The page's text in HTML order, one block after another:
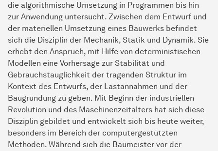
die algorithmische Umsetzung in Programmen bis hin
zur Anwendung untersucht. Zwischen dem Entwurf und
der materiellen Umsetzung eines Bauwerks befindet
sich die Disziplin der Mechanik, Statik und Dynamik. Sie
erhebt den Anspruch, mit Hilfe von deterministischen
Modellen eine Vorhersage zur Stabilität und
Gebrauchstauglichkeit der tragenden Struktur im
Kontext des Entwurfs, der Lastannahmen und der
Baugründung zu geben. Mit Beginn der industriellen
Revolution und des Maschinenzeitalters hat sich diese
Disziplin gebildet und entwickelt sich bis heute weiter,
besonders im Bereich der computergestützten
Methoden. Während sich die Baumeister vor der